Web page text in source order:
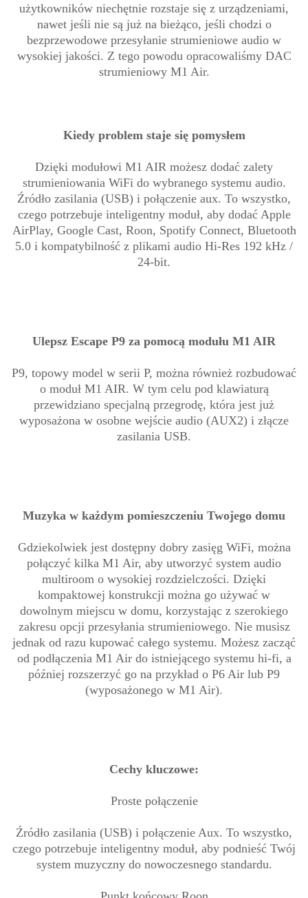
użytkowników niechętnie rozstaje się z urządzeniami,
nawet jeśli nie są już na bieżąco, jeśli chodzi o
bezprzewodowe przesyłanie strumieniowe audio w
wysokiej jakości. Z tego powodu opracowaliśmy DAC
strumieniowy M1 Air.
Kiedy problem staje się pomysłem
Dzięki modułowi M1 AIR możesz dodać zalety
strumieniowania WiFi do wybranego systemu audio.
Źródło zasilania (USB) i połączenie aux. To wszystko,
czego potrzebuje inteligentny moduł, aby dodać Apple
AirPlay, Google Cast, Roon, Spotify Connect, Bluetooth
5.0 i kompatybilność z plikami audio Hi-Res 192 kHz /
24-bit.
Ulepsz Escape P9 za pomocą modułu M1 AIR
P9, topowy model w serii P, można również rozbudować
o moduł M1 AIR. W tym celu pod klawiaturą
przewidziano specjalną przegrodę, która jest już
wyposażona w osobne wejście audio (AUX2) i złącze
zasilania USB.
Muzyka w każdym pomieszczeniu Twojego domu
Gdziekolwiek jest dostępny dobry zasięg WiFi, można
połączyć kilka M1 Air, aby utworzyć system audio
multiroom o wysokiej rozdzielczości. Dzięki
kompaktowej konstrukcji można go używać w
dowolnym miejscu w domu, korzystając z szerokiego
zakresu opcji przesyłania strumieniowego. Nie musisz
jednak od razu kupować całego systemu. Możesz zacząć
od podłączenia M1 Air do istniejącego systemu hi-fi, a
później rozszerzyć go na przykład o P6 Air lub P9
(wyposażonego w M1 Air).
Cechy kluczowe:
Proste połączenie
Źródło zasilania (USB) i połączenie Aux. To wszystko,
czego potrzebuje inteligentny moduł, aby podnieść Twój
system muzyczny do nowoczesnego standardu.